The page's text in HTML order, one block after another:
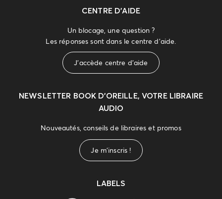
CENTRE D'AIDE
Un blocage, une question ?
Les réponses sont dans le centre d'aide.
J'accède centre d'aide
NEWSLETTER BOOK D’OREILLE, VOTRE LIBRAIRE
AUDIO
Nouveautés, conseils de libraires et promos
Je m'inscris !
LABELS